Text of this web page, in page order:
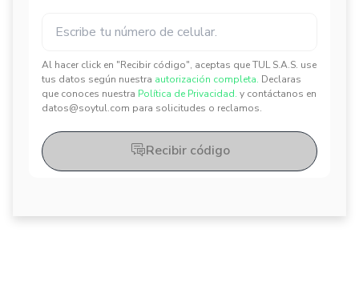
Al hacer click en "Recibir código", aceptas que TUL S.A.S. use
tus datos según nuestra autorización completa. Declaras
que conoces nuestra Política de Privacidad. y contáctanos en
datos@soytul.com para solicitudes o reclamos.
✕
✕
Recibir código